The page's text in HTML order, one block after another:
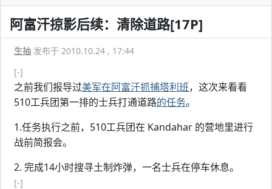
阿富汗掠影后续：清除道路[17P]
生抽 发布于 2010.10.24 , 17:44
[-]
之前我们报导过美军在阿富汗抓捕塔利班，这次来看看
510工兵团第一排的士兵打通道路的任务。
1.任务执行之前，510工兵团在 Kandahar 的营地里进行
战前简报会。
2. 完成14小时搜寻土制炸弹，一名士兵在停车休息。
[-]